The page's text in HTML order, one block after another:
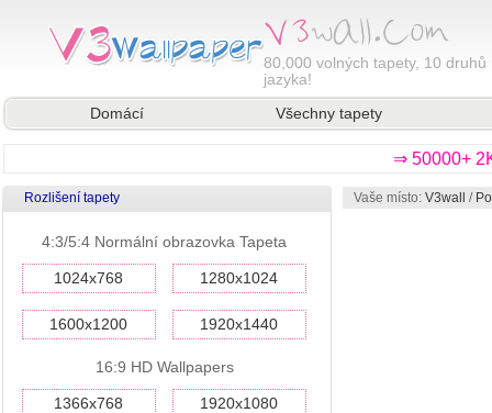
80,000 volných tapety, 10 druhů
jazyka!
Domácí
Všechny tapety
⇒ 50000+
Rozlišení tapety
4:3/5:4 Normální obrazovka Tapeta
1024x768 1280x1024
1600x1200 1920x1440
16:9 HD Wallpapers
1366x768 1920x1080
Vaše místo: V3wall /